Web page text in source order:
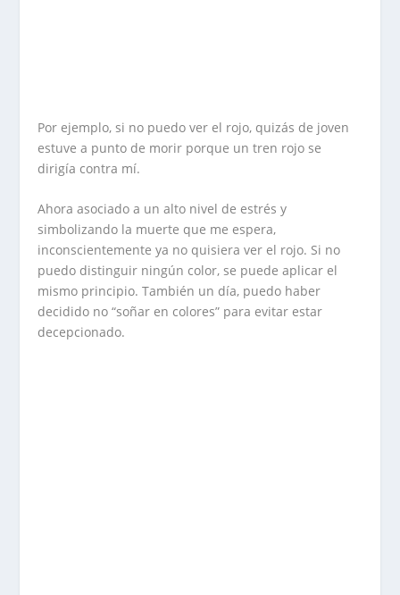
Por ejemplo, si no puedo ver el rojo, quizás de joven
estuve a punto de morir porque un tren rojo se
dirigía contra mí.
Ahora asociado a un alto nivel de estrés y
simbolizando la muerte que me espera,
inconscientemente ya no quisiera ver el rojo. Si no
puedo distinguir ningún color, se puede aplicar el
mismo principio. También un día, puedo haber
decidido no “soñar en colores” para evitar estar
decepcionado.